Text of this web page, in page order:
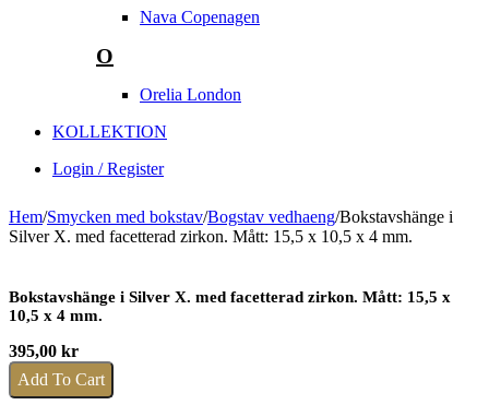
Nava Copenagen
O
Orelia London
KOLLEKTION
Login / Register
Hem/Smycken med bokstav/Bogstav vedhaeng/Bokstavshänge i
Silver X. med facetterad zirkon. Mått: 15,5 x 10,5 x 4 mm.
Bokstavshänge i Silver X. med facetterad zirkon. Mått: 15,5 x
10,5 x 4 mm.
395,00 kr
Add To Cart